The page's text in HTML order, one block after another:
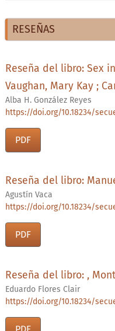
RESEÑAS
Reseña del libro: Sex
Vaughan, Mary Kay ;
Alba H. González Reyes
https://doi.org/10.18234/
PDF
Reseña del libro:
Agustín Vaca
https://doi.org/10.18234/
PDF
Reseña del libro: ,
Eduardo Flores Clair
https://doi.org/10.18234/